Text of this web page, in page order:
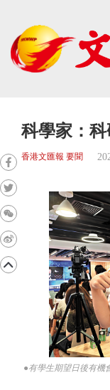
科學家：
香港文匯報 要聞
●有學生期望日後有機